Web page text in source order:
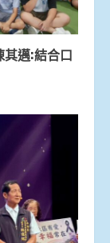
其邁:結合口